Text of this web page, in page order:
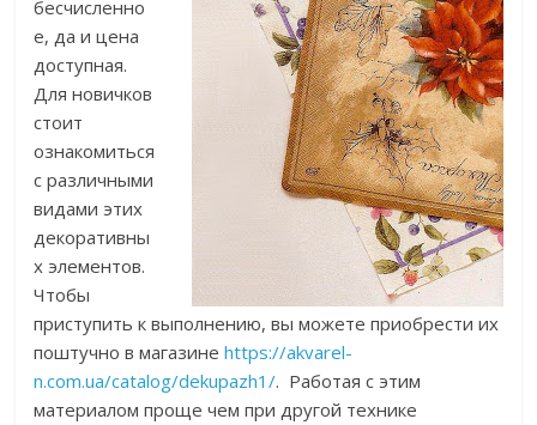
бесчисленно
е, да и цена
доступная.
Для новичков
стоит
ознакомиться
с различными
видами этих
декоративны
х элементов.
Чтобы
приступить к выполнению, вы можете приобрести их
поштучно в магазинеhttps://akvarel-
n.com.ua/catalog/dekupazh1/. Работая с этим
материалом проще чем при другой технике